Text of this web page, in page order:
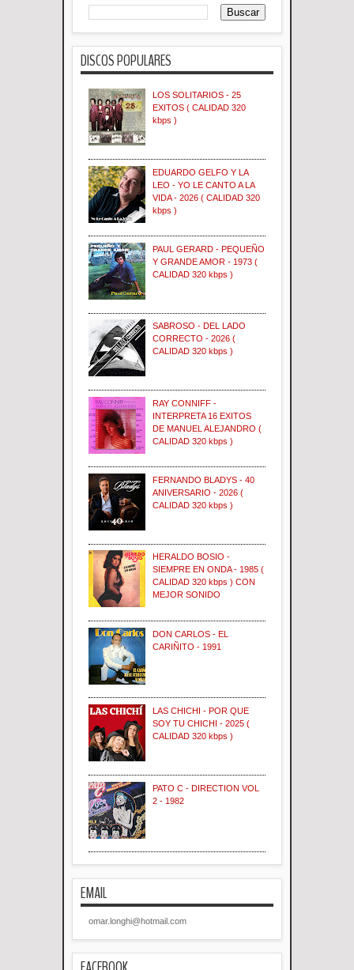
DISCOS POPULARES
LOS SOLITARIOS - 25
EXITOS ( CALIDAD 320
kbps )
EDUARDO GELFO Y LA
LEO - YO LE CANTO A LA
VIDA - 2026 ( CALIDAD 320
kbps )
PAUL GERARD - PEQUEÑO
Y GRANDE AMOR - 1973 (
CALIDAD 320 kbps )
SABROSO - DEL LADO
CORRECTO - 2026 (
CALIDAD 320 kbps )
RAY CONNIFF -
INTERPRETA 16 EXITOS
DE MANUEL ALEJANDRO (
CALIDAD 320 kbps )
FERNANDO BLADYS - 40
ANIVERSARIO - 2026 (
CALIDAD 320 kbps )
HERALDO BOSIO -
SIEMPRE EN ONDA - 1985 (
CALIDAD 320 kbps ) CON
MEJOR SONIDO
DON CARLOS - EL
CARIÑITO - 1991
LAS CHICHI - POR QUE
SOY TU CHICHI - 2025 (
CALIDAD 320 kbps )
PATO C - DIRECTION VOL
2 - 1982
EMAIL
omar.longhi@hotmail.com